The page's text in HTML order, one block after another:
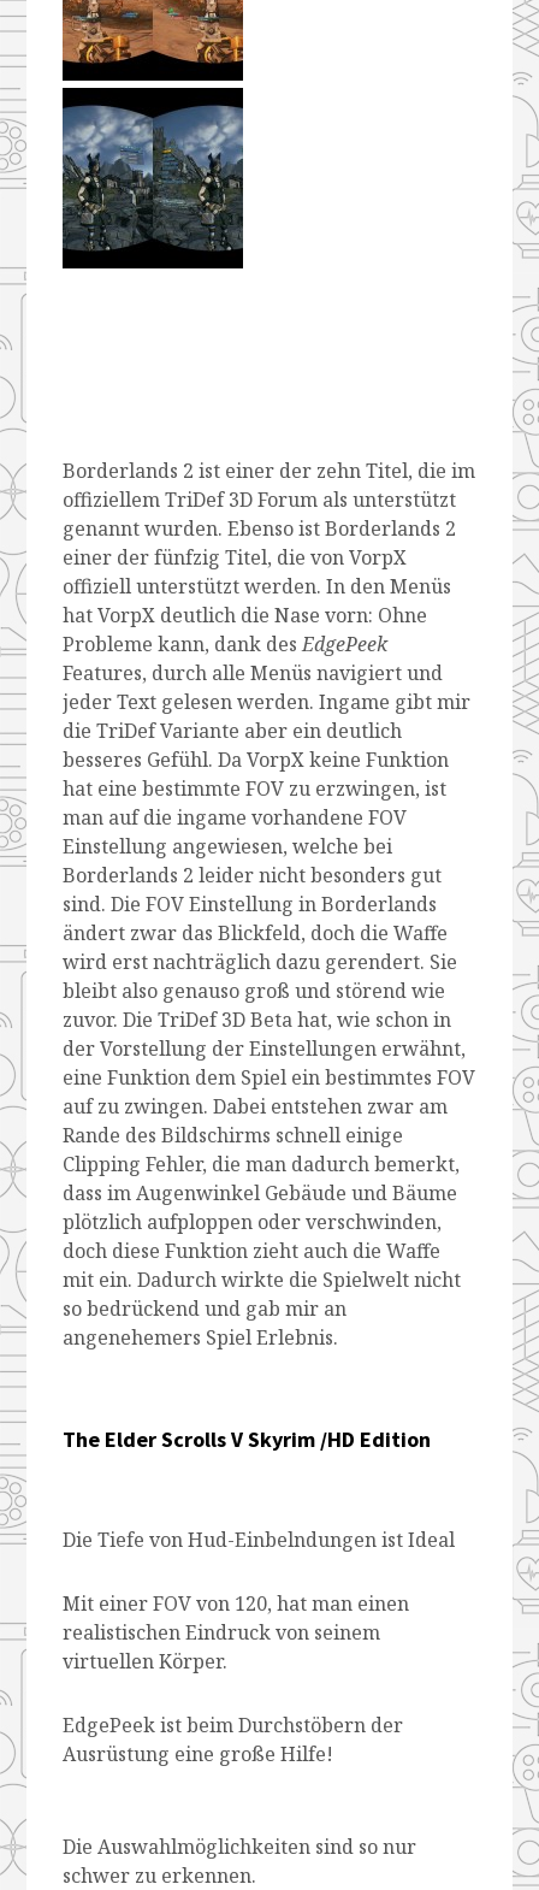
Borderlands 2 ist einer der zehn Titel, die im
offiziellem TriDef 3D Forum als unterstützt
genannt wurden. Ebenso ist Borderlands 2
einer der fünfzig Titel, die von VorpX
offiziell unterstützt werden. In den Menüs
hat VorpX deutlich die Nase vorn: Ohne
Probleme kann, dank desEdgePeek
Features, durch alle Menüs navigiert und
jeder Text gelesen werden. Ingame gibt mir
die TriDef Variante aber ein deutlich
besseres Gefühl. Da VorpX keine Funktion
hat eine bestimmte FOV zu erzwingen, ist
man auf die ingame vorhandene FOV
Einstellung angewiesen, welche bei
Borderlands 2 leider nicht besonders gut
sind. Die FOV Einstellung in Borderlands
ändert zwar das Blickfeld, doch die Waffe
wird erst nachträglich dazu gerendert. Sie
bleibt also genauso groß und störend wie
zuvor. Die TriDef 3D Beta hat, wie schon in
der Vorstellung der Einstellungen erwähnt,
eine Funktion dem Spiel ein bestimmtes FOV
auf zu zwingen. Dabei entstehen zwar am
Rande des Bildschirms schnell einige
Clipping Fehler, die man dadurch bemerkt,
dass im Augenwinkel Gebäude und Bäume
plötzlich aufploppen oder verschwinden,
doch diese Funktion zieht auch die Waffe
mit ein. Dadurch wirkte die Spielwelt nicht
so bedrückend und gab mir an
angenehemers Spiel Erlebnis.
The Elder Scrolls V Skyrim /HD Edition
Die Tiefe von Hud-Einbelndungen ist Ideal
Mit einer FOV von 120, hat man einen
realistischen Eindruck von seinem
virtuellen Körper.
EdgePeek ist beim Durchstöbern der
Ausrüstung eine große Hilfe!
Die Auswahlmöglichkeiten sind so nur
schwer zu erkennen.